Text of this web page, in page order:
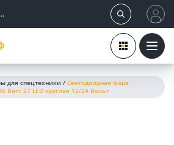
для спецтехники / Светодиодная фара
Ватт 27 LED круглая 12/24 Вольт